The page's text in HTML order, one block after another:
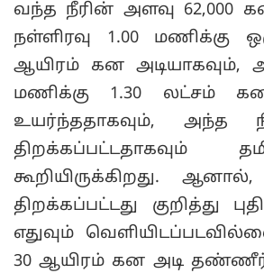
வந்த நீரின் அளவு 62,000
நள்ளிரவு 1.00 மணிக்கு
ஆயிரம் கன அடியாகவும்,
மணிக்கு 1.30 லட்சம் கன
உயர்ந்ததாகவும், அந்த
திறக்கப்பட்டதாகவும்
கூறியிருக்கிறது.
திறக்கப்பட்டது குறித்து
எதுவும்
30 ஆயிரம் கன அடி தண்ணீர்